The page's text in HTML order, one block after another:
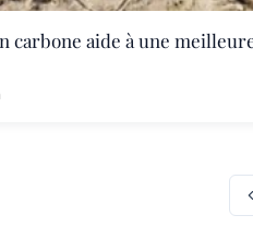
carbone aide à une